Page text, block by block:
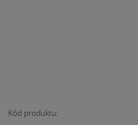
Kód produktu